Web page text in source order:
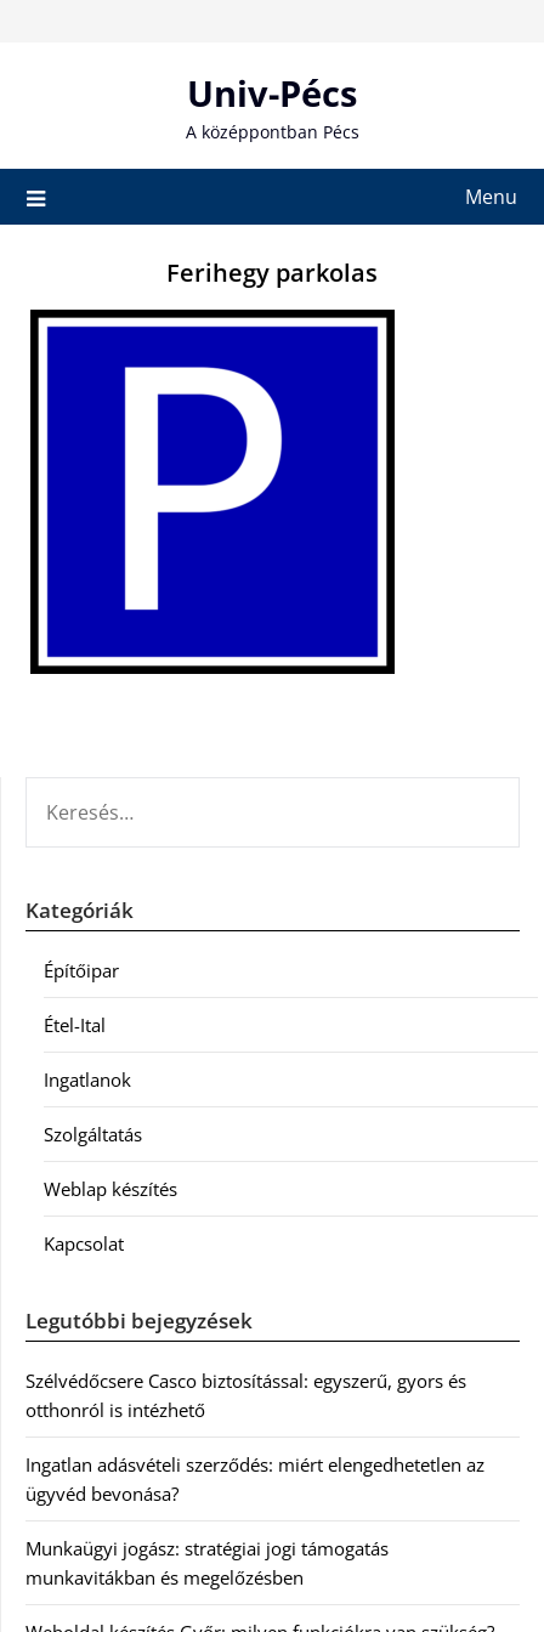
Univ-Pécs
A középpontban Pécs
Menu
Ferihegy parkolas
Kategóriák
Építőipar
Étel-Ital
Ingatlanok
Szolgáltatás
Weblap készítés
Kapcsolat
Legutóbbi bejegyzések
Szélvédőcsere Casco biztosítással: egyszerű, gyors és
otthonról is intézhető
Ingatlan adásvételi szerződés: miért elengedhetetlen az
ügyvéd bevonása?
Munkaügyi jogász: stratégiai jogi támogatás
munkavitákban és megelőzésben